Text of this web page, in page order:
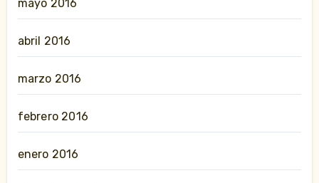
mayo 2016
abril 2016
marzo 2016
febrero 2016
enero 2016